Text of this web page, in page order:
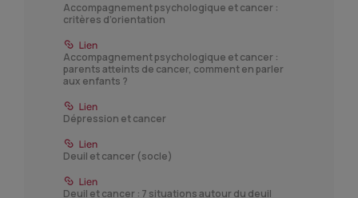
Accompagnement psychologique et cancer :
critères d’orientation
Accompagnement psychologique et cancer :
parents atteints de cancer, comment en parler
aux enfants ?
Dépression et cancer
Deuil et cancer (socle)
Deuil et cancer : 7 situations autour du deuil